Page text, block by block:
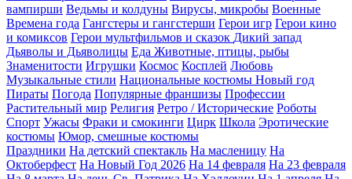
вампирши Ведьмы и колдуны Вирусы, микробы Военные
Времена года Гангстеры и гангстерши Герои игр Герои кино
и комиксов Герои мультфильмов и сказок Дикий запад
Дьяволы и Дьяволицы Еда Животные, птицы, рыбы
Знаменитости Игрушки Космос Косплей Любовь
Музыкальные стили Национальные костюмы Новый год
Пираты Погода Популярные франшизы Профессии
Растительный мир Религия Ретро / Исторические Роботы
Спорт Ужасы Фраки и смокинги Цирк Школа Эротические
костюмы Юмор, смешные костюмы
Праздники На детский спектакль На масленицу На
Октоберфест На Новый Год 2026 На 14 февраля На 23 февраля